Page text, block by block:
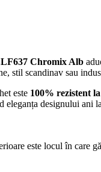
Chromix Alb
stil scandinav sau
este 100% rezistent
eleganța designului ani
este locul în care